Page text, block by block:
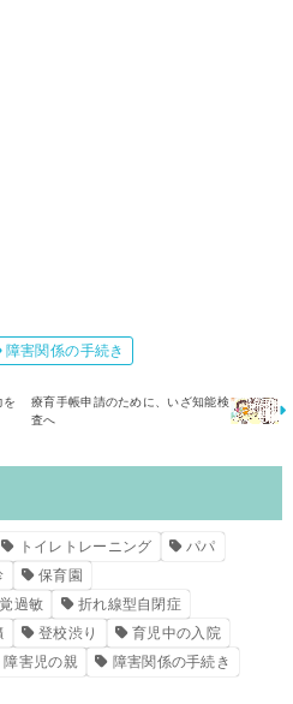
障害関係の手続き
を
療育手帳申請のために、いざ知能検
査へ
トイレトレーニング
パパ
保育園
過敏
折れ線型自閉症
登校渋り
育児中の入院
障害児の親 障害関係の手続き